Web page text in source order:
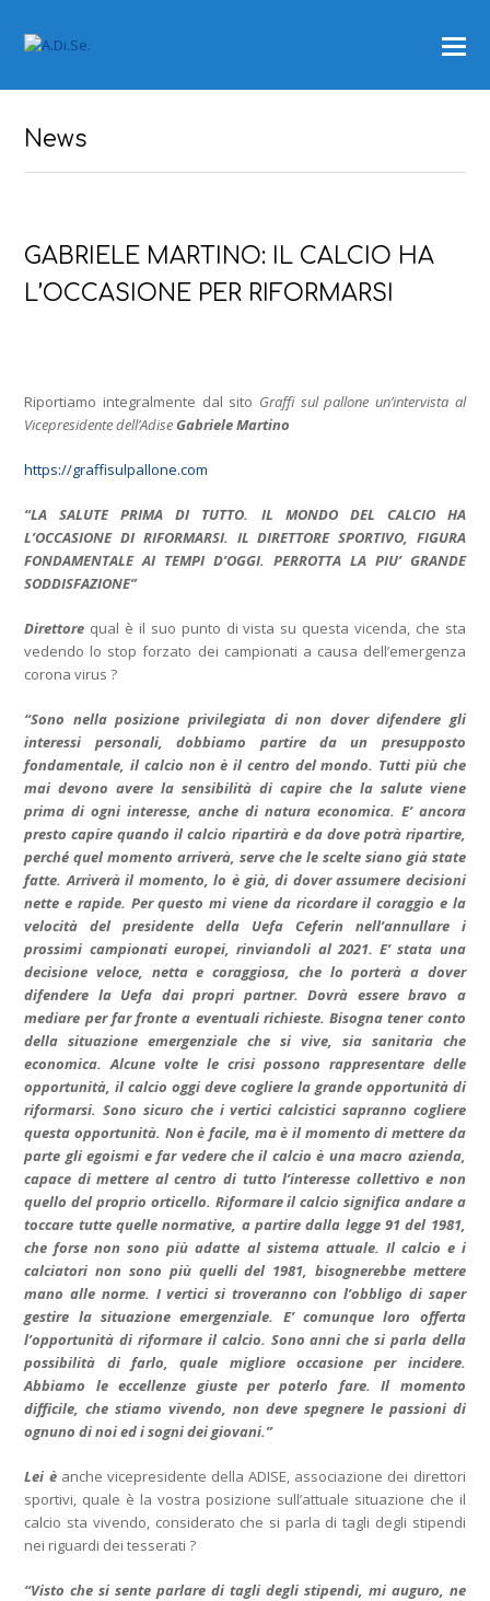
News
GABRIELE MARTINO: IL CALCIO HA
L’OCCASIONE PER RIFORMARSI
Riportiamo integralmente dal sito Graffi sul pallone un’intervista al
Vicepresidente dell’AdiseGabriele Martino
https://graffisulpallone.com
“LA SALUTE PRIMA DI TUTTO. IL MONDO DEL CALCIO HA
L’OCCASIONE DI RIFORMARSI. IL DIRETTORE SPORTIVO, FIGURA
FONDAMENTALE AI TEMPI D’OGGI. PERROTTA LA PIU’ GRANDE
SODDISFAZIONE”
Direttore qual è il suo punto di vista su questa vicenda, che sta
vedendo lo stop forzato dei campionati a causa dell’emergenza
corona virus ?
“Sono nella posizione privilegiata di non dover difendere gli
interessi personali, dobbiamo partire da un presupposto
fondamentale, il calcio non è il centro del mondo. Tutti più che
mai devono avere la sensibilità di capire che la salute viene
prima di ogni interesse, anche di natura economica. E’ ancora
presto capire quando il calcio ripartirà e da dove potrà ripartire,
perché quel momento arriverà, serve che le scelte siano già state
fatte. Arriverà il momento, lo è già, di dover assumere decisioni
nette e rapide. Per questo mi viene da ricordare il coraggio e la
velocità del presidente della Uefa Ceferin nell’annullare i
prossimi campionati europei, rinviandoli al 2021. E’ stata una
decisione veloce, netta e coraggiosa, che lo porterà a dover
difendere la Uefa dai propri partner. Dovrà essere bravo a
mediare per far fronte a eventuali richieste. Bisogna tener conto
della situazione emergenziale che si vive, sia sanitaria che
economica. Alcune volte le crisi possono rappresentare delle
opportunità, il calcio oggi deve cogliere la grande opportunità di
riformarsi. Sono sicuro che i vertici calcistici sapranno cogliere
questa opportunità. Non è facile, ma è il momento di mettere da
parte gli egoismi e far vedere che il calcio è una macro azienda,
capace di mettere al centro di tutto l’interesse collettivo e non
quello del proprio orticello. Riformare il calcio significa andare a
toccare tutte quelle normative, a partire dalla legge 91 del 1981,
che forse non sono più adatte al sistema attuale. Il calcio e i
calciatori non sono più quelli del 1981, bisognerebbe mettere
mano alle norme. I vertici si troveranno con l’obbligo di saper
gestire la situazione emergenziale. E’ comunque loro offerta
l’opportunità di riformare il calcio. Sono anni che si parla della
possibilità di farlo, quale migliore occasione per incidere.
Abbiamo le eccellenze giuste per poterlo fare. Il momento
difficile, che stiamo vivendo, non deve spegnere le passioni di
ognuno di noi ed i sogni dei giovani.”
Lei èanche vicepresidente della ADISE, associazione dei direttori
sportivi, quale è la vostra posizione sull’attuale situazione che il
calcio sta vivendo, considerato che si parla di tagli degli stipendi
nei riguardi dei tesserati ?
“Visto che si sente parlare di tagli degli stipendi, mi auguro, ne